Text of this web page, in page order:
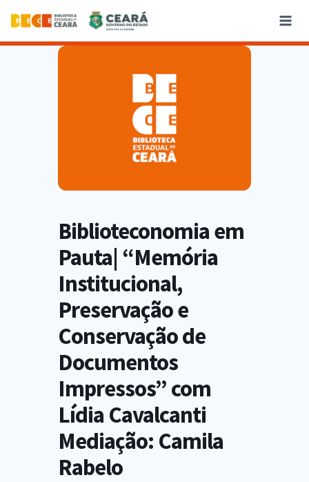
Biblioteconomia em
Pauta| “Memória
Institucional,
Preservação e
Conservação de
Documentos
Impressos” com
Lídia Cavalcanti
Mediação: Camila
Rabelo